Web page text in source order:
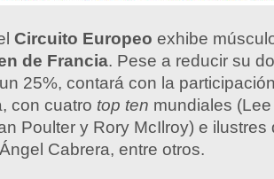
Circuito Europeo exhibe
de Francia. Pese a reducir su
25%, contará con la
con cuatro top ten mundiales
Poulter y Rory McIlroy) e ilustres
Cabrera, entre otros.